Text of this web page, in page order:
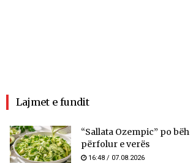
Lajmet e fundit
“Sallata Ozempic” po
përfolur e verës
16:48 / 07.08.2026